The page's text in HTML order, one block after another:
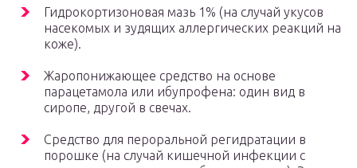
Гидрокортизоновая мазь 1% (на случай укусов
насекомых и зудящих аллергических реакций на
коже).
Жаропонижающее средство на основе
парацетамола или ибупрофена: один вид в
сиропе, другой в свечах.
Средство для пероральной регидратации в
порошке (на случай кишечной инфекции с